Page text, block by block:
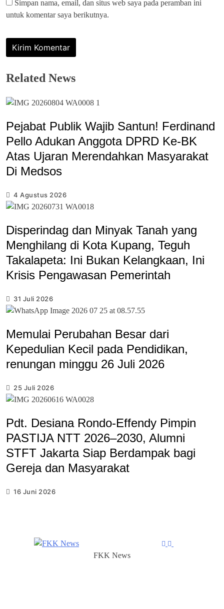
Simpan nama, email, dan situs web saya pada peramban ini
untuk komentar saya berikutnya.
Related News
Pejabat Publik Wajib Santun! Ferdinand
Pello Adukan Anggota DPRD Ke-BK
Atas Ujaran Merendahkan Masyarakat
Di Medsos
4 Agustus 2026
Disperindag dan Minyak Tanah yang
Menghilang di Kota Kupang, Teguh
Takalapeta: Ini Bukan Kelangkaan, Ini
Krisis Pengawasan Pemerintah
31 Juli 2026
Memulai Perubahan Besar dari
Kepedulian Kecil pada Pendidikan,
renungan minggu 26 Juli 2026
25 Juli 2026
Pdt. Desiana Rondo-Effendy Pimpin
PASTIJA NTT 2026–2030, Alumni
STFT Jakarta Siap Berdampak bagi
Gereja dan Masyarakat
16 Juni 2026
FKK News